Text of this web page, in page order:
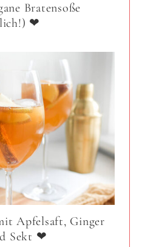
Bratensoße
❤
Apfelsaft, Ginger
Sekt ❤